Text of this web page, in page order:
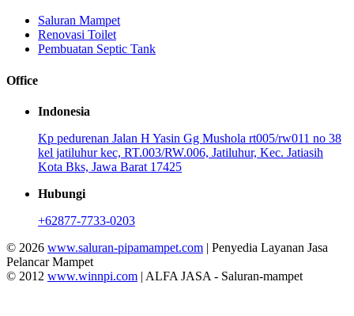
Saluran Mampet
Renovasi Toilet
Pembuatan Septic Tank
Office
Indonesia
Kp pedurenan Jalan H Yasin Gg Mushola rt005/rw011 no 38
kel jatiluhur kec, RT.003/RW.006, Jatiluhur, Kec. Jatiasih
Kota Bks, Jawa Barat 17425
Hubungi
+62877-7733-0203
© 2026 www.saluran-pipamampet.com | Penyedia Layanan Jasa
Pelancar Mampet
© 2012 www.winnpi.com | ALFA JASA - Saluran-mampet